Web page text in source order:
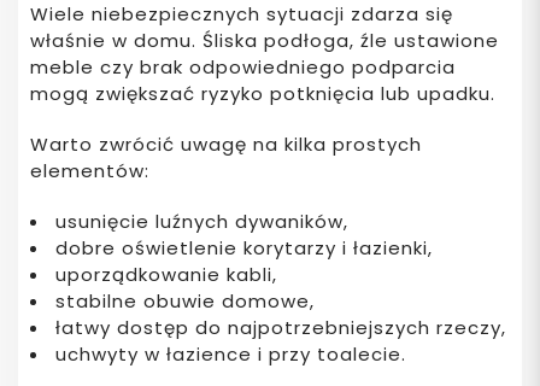
Wiele niebezpiecznych sytuacji zdarza się
właśnie w domu. Śliska podłoga, źle ustawione
meble czy brak odpowiedniego podparcia
mogą zwiększać ryzyko potknięcia lub upadku.
Warto zwrócić uwagę na kilka prostych
elementów:
usunięcie luźnych dywaników,
dobre oświetlenie korytarzy i łazienki,
uporządkowanie kabli,
stabilne obuwie domowe,
łatwy dostęp do najpotrzebniejszych rzeczy,
uchwyty w łazience i przy toalecie.